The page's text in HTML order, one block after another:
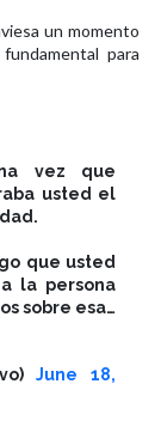
un momento
para
vez que
usted el
que usted
la persona
sobre esa…
June 18,